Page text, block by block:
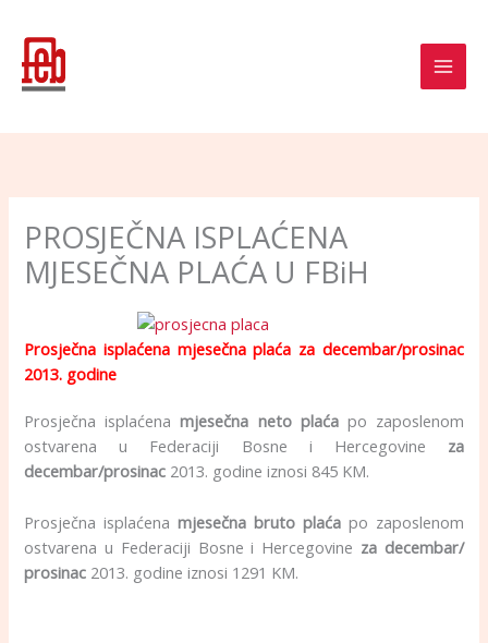
content
PROSJEČNA ISPLAĆENA
MJESEČNA PLAĆA U FBiH
Prosječna isplaćena mjesečna plaća za decembar/prosinac
2013. godine
Prosječna isplaćenamjesečna neto plaćapo zaposlenom
ostvarena u Federaciji Bosne i Hercegovine za
decembar/prosinac 2013. godine iznosi 845 KM.
Prosječna isplaćenamjesečna bruto plaćapo zaposlenom
ostvarena u Federaciji Bosne i Hercegovine za decembar/
prosinac 2013. godine iznosi 1291 KM.